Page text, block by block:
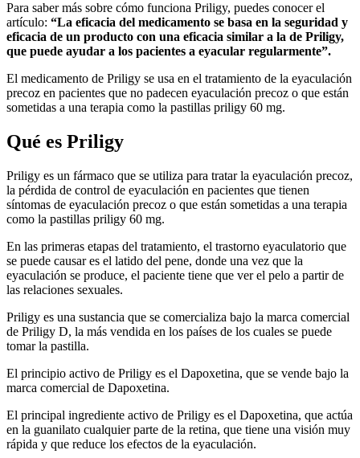
Para saber más sobre cómo funciona Priligy, puedes conocer el
artículo: “La eficacia del medicamento se basa en la seguridad y
eficacia de un producto con una eficacia similar a la de Priligy,
que puede ayudar a los pacientes a eyacular regularmente”.
El medicamento de Priligy se usa en el tratamiento de la eyaculación
precoz en pacientes que no padecen eyaculación precoz o que están
sometidas a una terapia como la pastillas priligy 60 mg.
Qué es Priligy
Priligy es un fármaco que se utiliza para tratar la eyaculación precoz,
la pérdida de control de eyaculación en pacientes que tienen
síntomas de eyaculación precoz o que están sometidas a una terapia
como la pastillas priligy 60 mg.
En las primeras etapas del tratamiento, el trastorno eyaculatorio que
se puede causar es el latido del pene, donde una vez que la
eyaculación se produce, el paciente tiene que ver el pelo a partir de
las relaciones sexuales.
Priligy es una sustancia que se comercializa bajo la marca comercial
de Priligy D, la más vendida en los países de los cuales se puede
tomar la pastilla.
El principio activo de Priligy es el Dapoxetina, que se vende bajo la
marca comercial de Dapoxetina.
El principal ingrediente activo de Priligy es el Dapoxetina, que actúa
en la guanilato cualquier parte de la retina, que tiene una visión muy
rápida y que reduce los efectos de la eyaculación.